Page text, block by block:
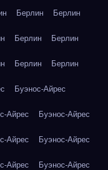
Берлин Берлин
Берлин Берлин
Берлин Берлин
Буэнос-Айрес
Айрес Буэнос-Айрес
Айрес Буэнос-Айрес
Айрес Буэнос-Айрес